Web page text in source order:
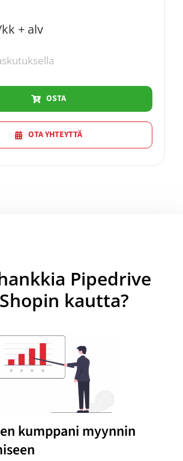
+ alv
OSTA
OTA YHTEYTTÄ
Pipedrive
kautta?
kumppani myynnin